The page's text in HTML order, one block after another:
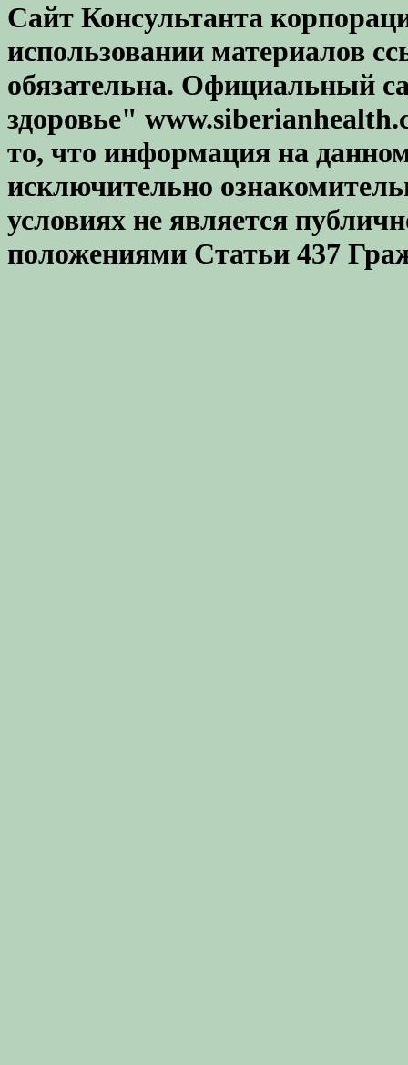
Сайт Консультанта
использовании материалов
обязательна. Официальный
здоровье"
то, что информация на
исключительно
условиях не является
положениями Статьи 437